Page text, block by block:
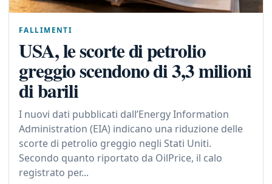
FALLIMENTI
USA, le scorte di petrolio
greggio scendono di 3,3 milioni
di barili
I nuovi dati pubblicati dall’Energy Information
Administration (EIA) indicano una riduzione delle
scorte di petrolio greggio negli Stati Uniti.
Secondo quanto riportato da OilPrice, il calo
registrato per...